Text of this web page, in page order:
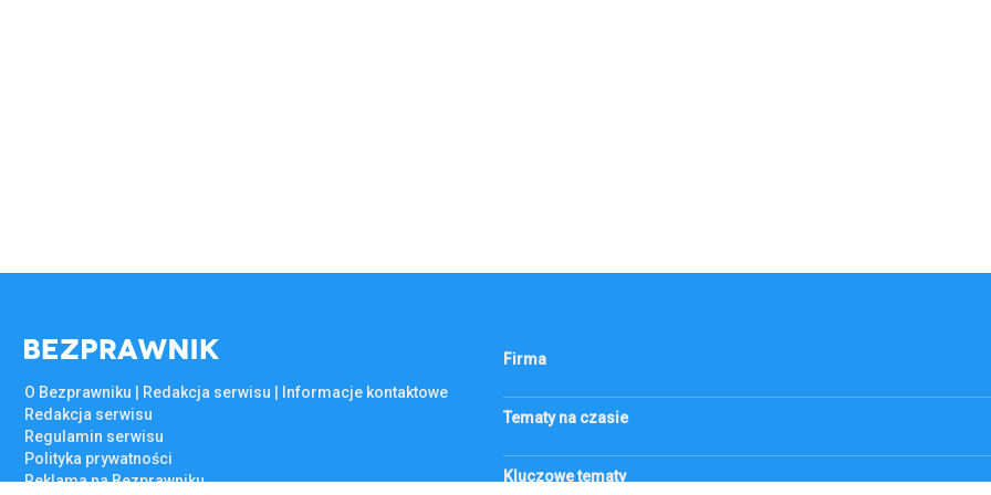
O Bezprawniku | Redakcja serwisu | Informacje kontaktowe
Redakcja serwisu
Regulamin serwisu
Polityka prywatności
Reklama na Bezprawniku
Firma
KSeF
Tematy na czasie
Złoto
Kluczowe tematy